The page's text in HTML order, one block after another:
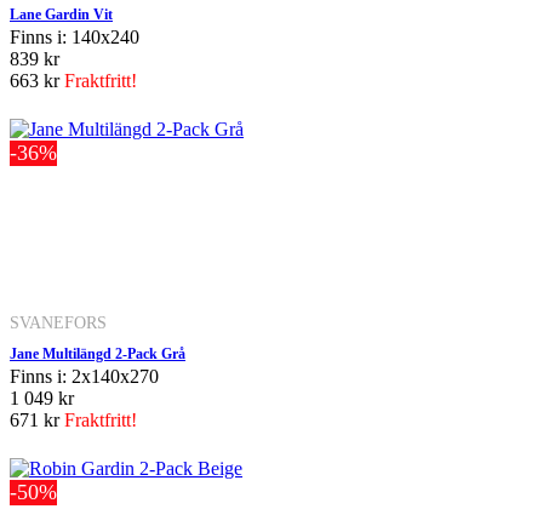
Lane Gardin Vit
Finns i: 140x240
839 kr
663 krFraktfritt!
-36%
SVANEFORS
Jane Multilängd 2-Pack Grå
Finns i: 2x140x270
1 049 kr
671 krFraktfritt!
-50%